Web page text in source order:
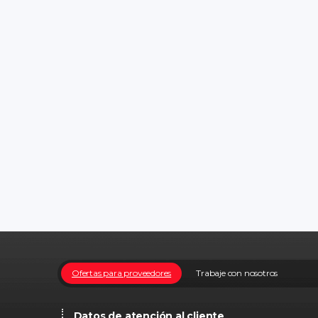
Trabaje con nosotros
Ofertas para proveedores